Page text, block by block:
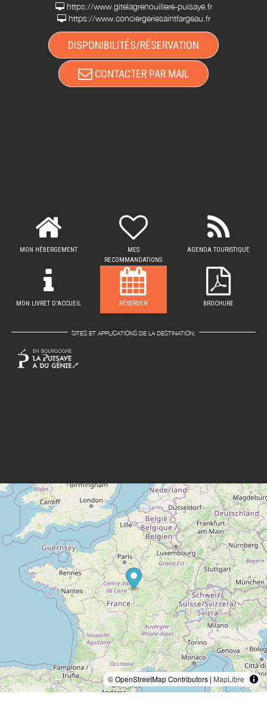
https://www.gitelagrenouillere-puisaye.fr
https://www.conciergeriesaintfargeau.fr
DISPONIBILITÉS/RÉSERVATION
CONTACTER PAR MAIL
MON HÉBERGEMENT
MES
RECOMMANDATIONS
AGENDA TOURISTIQUE
MON LIVRET D'ACCUEIL RÉSERVER BROCHURE
SITES ET APPLICATIONS DE LA DESTINATION:
© OpenStreetMap Contributors | MapLibre